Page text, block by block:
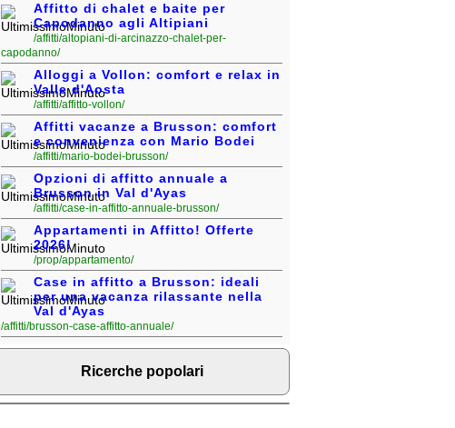
Affitto di chalet e baite per
Capodanno agli Altipiani
/affitti/altopiani-di-arcinazzo-chalet-per-
capodanno/
Alloggi a Vollon: comfort e relax in
Valle d'Aosta
/affitti/affitto-vollon/
Affitti vacanze a Brusson: comfort
e convenienza con Mario Bodei
/affitti/mario-bodei-brusson/
Opzioni di affitto annuale a
Brusson in Val d'Ayas
/affitti/case-in-affitto-annuale-brusson/
Appartamenti in Affitto! Offerte
2026!
/prop/appartamento/
Case in affitto a Brusson: ideali
per una vacanza rilassante nella
Val d'Ayas
/affitti/brusson-case-affitto-annuale/
Ricerche popolari